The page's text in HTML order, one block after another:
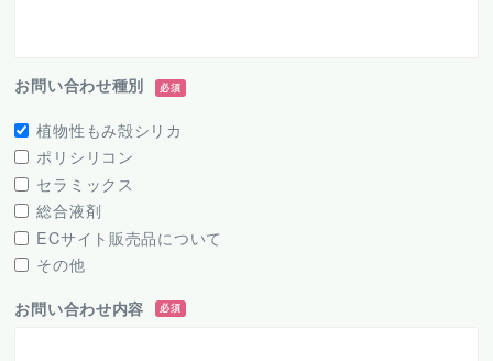
お問い合わせ種別 必須
植物性もみ殻シリカ
ポリシリコン
セラミックス
総合液剤
ECサイト販売品について
その他
お問い合わせ内容 必須